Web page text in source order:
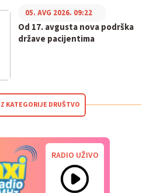
Od 17. avgusta nova podrška
države pacijentima
05. AVG 2026. 09:22
KATEGORIJE DRUŠTVO
RADIO UŽIVO